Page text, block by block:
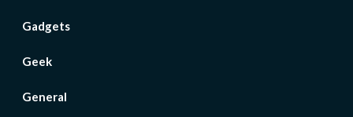
Gadgets
Geek
General